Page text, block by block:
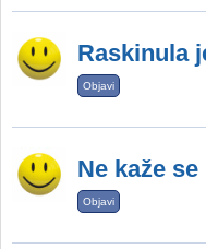
Raskinula
Objavi
Ne kaže
Objavi